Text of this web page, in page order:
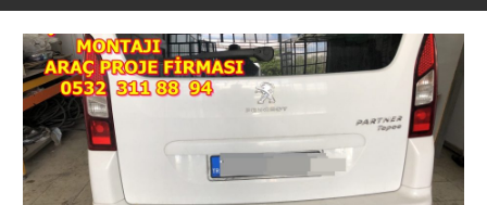
ÇEKİ
DEMİRİ
MONTAJ
VE
ARAÇ
PROJE